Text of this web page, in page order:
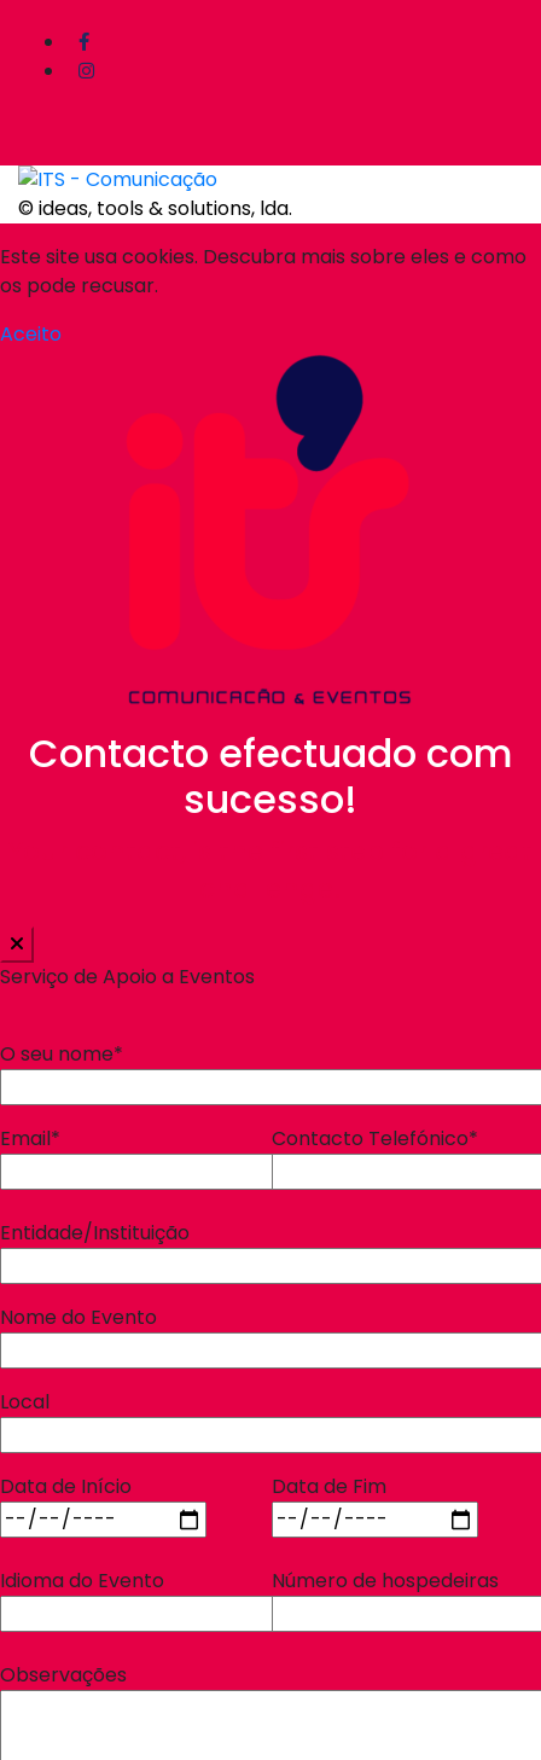
© ideas, tools & solutions, lda.
Este site usa cookies. Descubra mais sobre eles e como
os pode recusar.
Aceito
Contacto efectuado com
sucesso!
Serviço de Apoio a Eventos
O seu nome*
Email* Contacto Telefónico*
Entidade/Instituição
Nome do Evento
Local
Data de Início Data de Fim
Idioma do Evento Número de hospedeiras
Observações